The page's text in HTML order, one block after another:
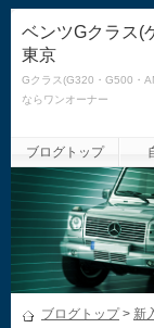
ベンツGクラス(
東京
Gクラス(G320・G500・
ならワンオーナー
ブログトップ
ブログトップ> 新